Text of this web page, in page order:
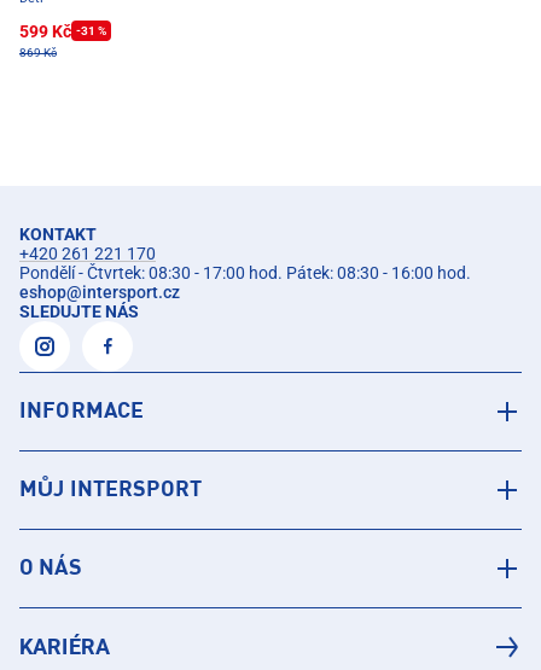
599 Kč -31 %
869 Kč
KONTAKT
+420 261 221 170
Pondělí - Čtvrtek: 08:30 - 17:00 hod. Pátek: 08:30 - 16:00 hod.
eshop@intersport.cz
SLEDUJTE NÁS
INFORMACE
MŮJ INTERSPORT
O NÁS
KARIÉRA